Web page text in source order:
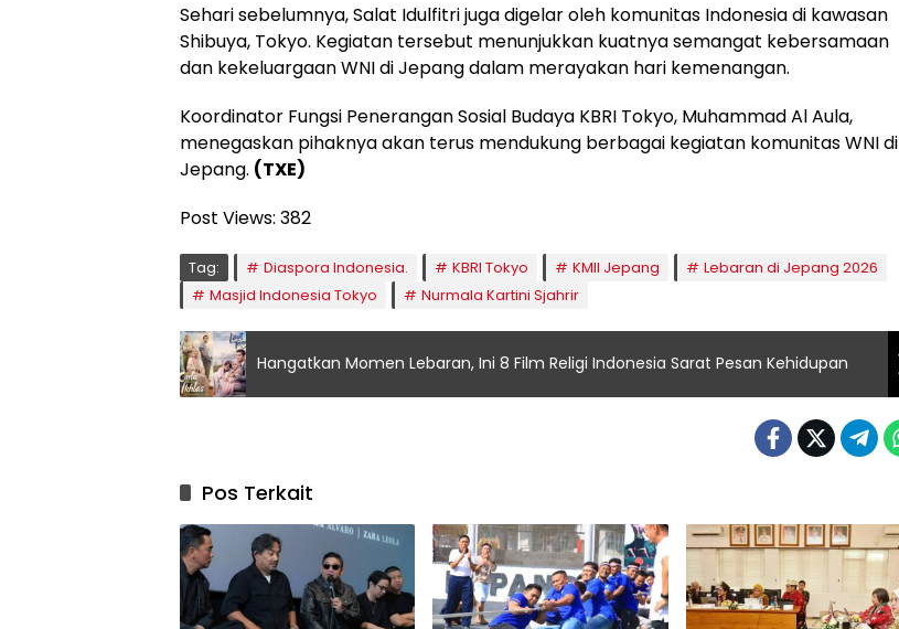
Sehari sebelumnya, Salat Idulfitri juga digelar oleh komunitas Indonesia di kawasan
Shibuya, Tokyo. Kegiatan tersebut menunjukkan kuatnya semangat kebersamaan
dan kekeluargaan WNI di Jepang dalam merayakan hari kemenangan.
Koordinator Fungsi Penerangan Sosial Budaya KBRI Tokyo, Muhammad Al Aula,
menegaskan pihaknya akan terus mendukung berbagai kegiatan komunitas WNI di
Jepang. (TXE)
Post Views: 382
Tag: Diaspora Indonesia. KBRI Tokyo KMII Jepang
Lebaran di Jepang 2026
Masjid Indonesia Tokyo
Nurmala Kartini Sjahrir
Hangatkan Momen Lebaran, Ini 8 Film Religi Indonesia Sarat Pesan Kehidupan
Pos Terkait